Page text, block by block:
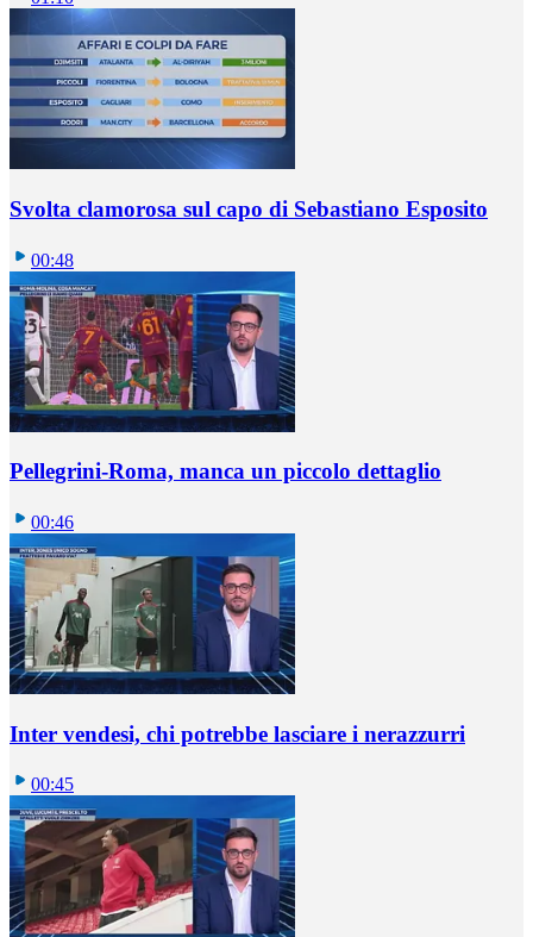
Svolta clamorosa sul capo di Sebastiano Esposito
00:48
Pellegrini-Roma, manca un piccolo dettaglio
00:46
Inter vendesi, chi potrebbe lasciare i nerazzurri
00:45